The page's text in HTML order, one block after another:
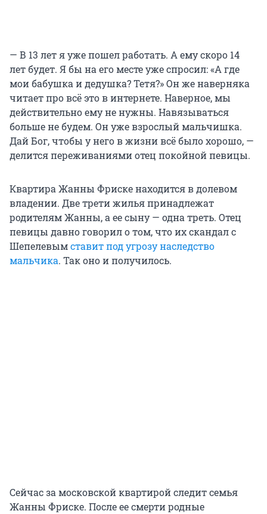
— В 13 лет я уже пошел работать. А ему скоро 14
лет будет. Я бы на его месте уже спросил: «А где
мои бабушка и дедушка? Тетя?» Он же наверняка
читает про всё это в интернете. Наверное, мы
действительно ему не нужны. Навязываться
больше не будем. Он уже взрослый мальчишка.
Дай Бог, чтобы у него в жизни всё было хорошо, —
делится переживаниями отец покойной певицы.
Квартира Жанны Фриске находится в долевом
владении. Две трети жилья принадлежат
родителям Жанны, а ее сыну — одна треть. Отец
певицы давно говорил о том, что их скандал с
Шепелевымставит под угрозу наследство
мальчика. Так оно и получилось.
Сейчас за московской квартирой следит семья
Жанны Фриске. После ее смерти родные